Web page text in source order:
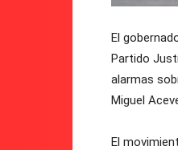
El
Partido
alarmas
Miguel
El